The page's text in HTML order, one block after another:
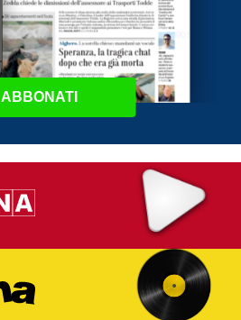
ABBONATI